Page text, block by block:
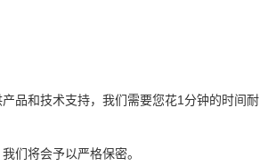
品和技术支持，我们需要您花1分钟的时间耐
们将会予以严格保密。